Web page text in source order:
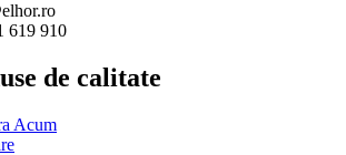
619 910
de calitate
Acum